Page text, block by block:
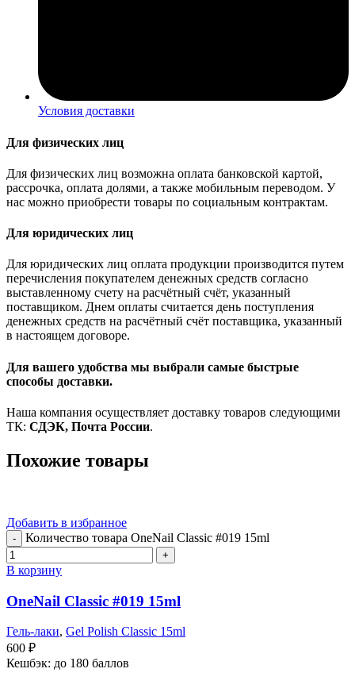
Условия доставки
Для физических лиц
Для физических лиц возможна оплата банковской картой,
рассрочка, оплата долями, а также мобильным переводом. У
нас можно приобрести товары по социальным контрактам.
Для юридических лиц
Для юридических лиц оплата продукции производится путем
перечисления покупателем денежных средств согласно
выставленному счету на расчётный счёт, указанный
поставщиком. Днем оплаты считается день поступления
денежных средств на расчётный счёт поставщика, указанный
в настоящем договоре.
Для вашего удобства мы выбрали самые быстрые
способы доставки.
Наша компания осуществляет доставку товаров следующими
ТК: СДЭК, Почта России.
Похожие товары
Добавить в избранное
Количество товара OneNail Classic #019 15ml
В корзину
OneNail Classic #019 15ml
Гель-лаки, Gel Polish Classic 15ml
600 ₽
Кешбэк: до 180 баллов